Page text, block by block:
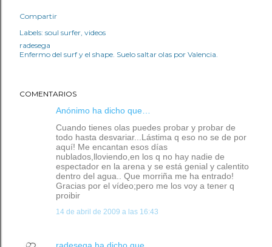
Compartir
Labels: soul surfer videos
radesega
Enfermo del surf y el shape. Suelo saltar olas por Valencia.
COMENTARIOS
Anónimo ha dicho que…
Cuando tienes olas puedes probar y probar de
todo hasta desvariar...Lástima q eso no se de por
aquí! Me encantan esos días
nublados,lloviendo,en los q no hay nadie de
espectador en la arena y se está genial y calentito
dentro del agua.. Que morriña me ha entrado!
Gracias por el vídeo;pero me los voy a tener q
proibir
14 de abril de 2009 a las 16:43